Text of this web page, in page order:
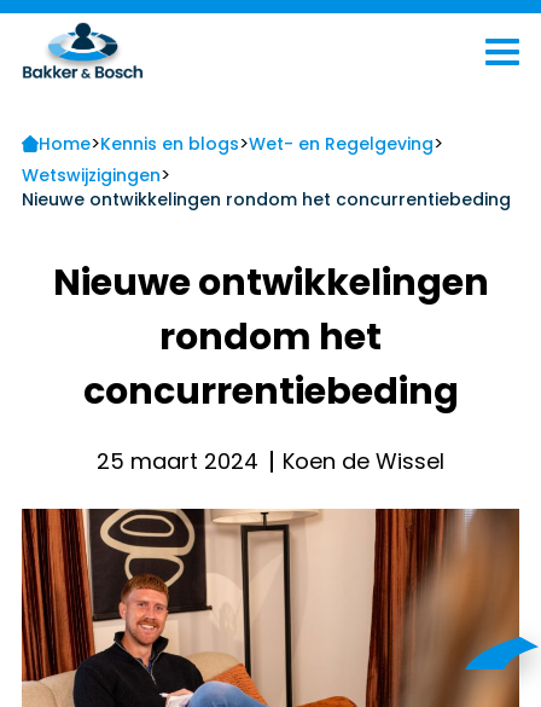
Home>Kennis en blogs>Wet- en Regelgeving>
Wetswijzigingen>
Nieuwe ontwikkelingen rondom het concurrentiebeding
Nieuwe ontwikkelingen
rondom het
concurrentiebeding
25 maart 2024 Koen de Wissel